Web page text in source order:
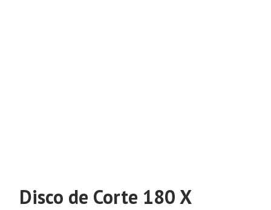
Disco de Corte 180 X